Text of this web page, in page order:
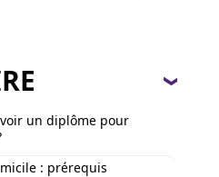
un diplôme pour
: prérequis